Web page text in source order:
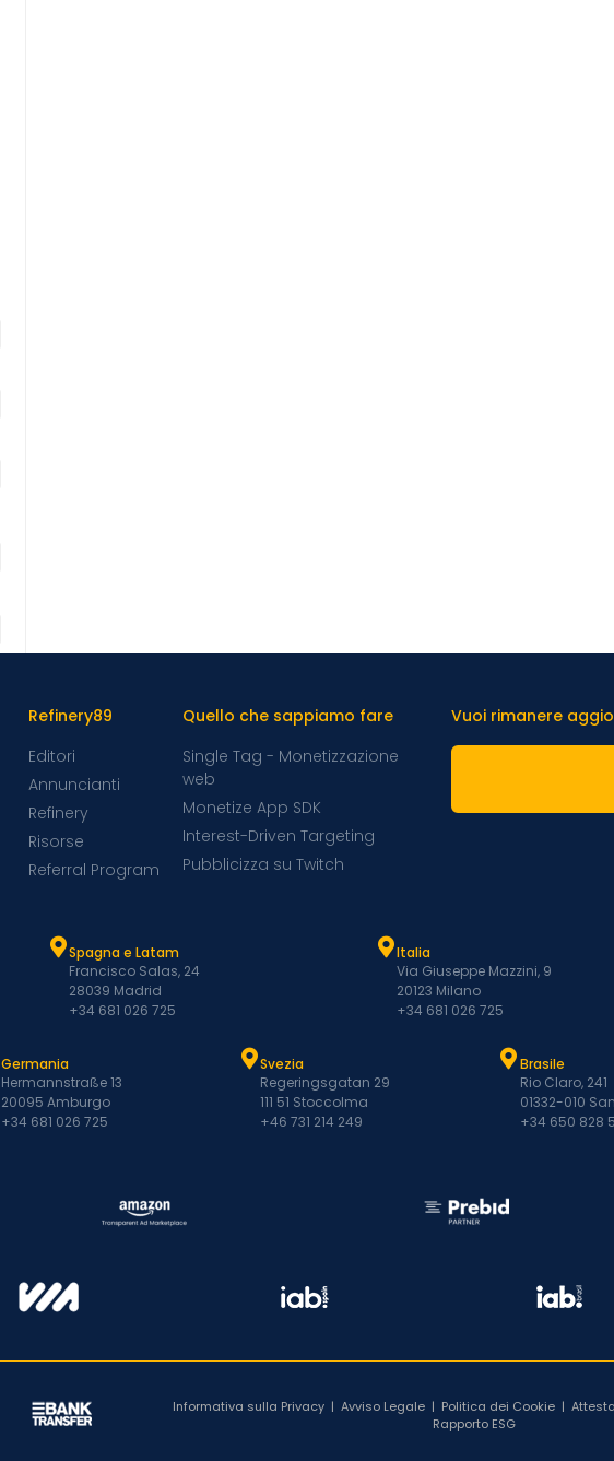
Refinery89
Editori
Annuncianti
Refinery
Risorse
Referral Program
Quello che sappiamo fare
Single Tag - Monetizzazione
web
Monetize App SDK
Interest-Driven Targeting
Pubblicizza su Twitch
Vuoi rimanere
Spagna e Latam
Francisco Salas, 24
28039 Madrid
+34 681 026 725
Italia
Via Giuseppe Mazzini, 9
20123 Milano
+34 681 026 725
Germania
Hermannstraße 13
20095 Amburgo
+34 681 026 725
Svezia
Regeringsgatan 29
111 51 Stoccolma
+46 731 214 249
Brasile
Rio Claro, 241
01332-010
+34 650 828
Informativa sulla Privacy |Avviso Legale | Politica dei Cookie |
Rapporto ESG